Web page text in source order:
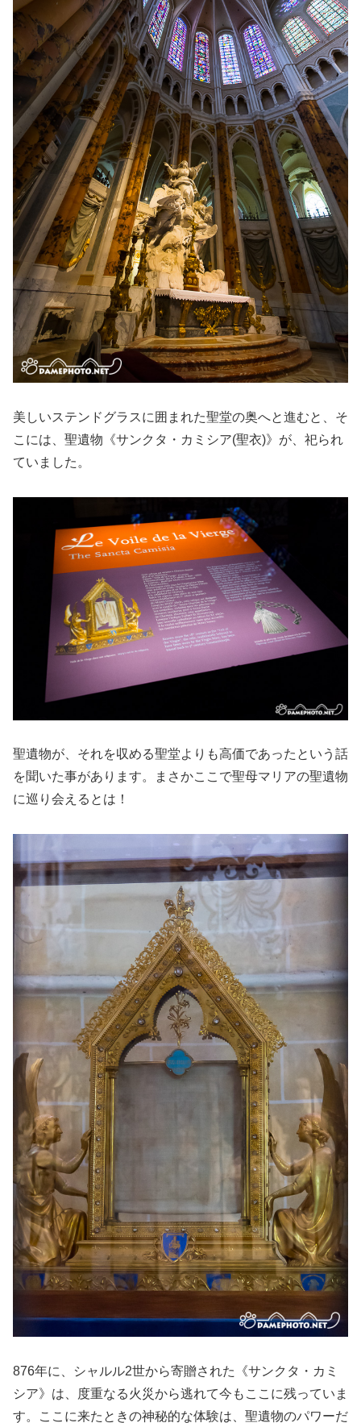
美しいステンドグラスに囲まれた聖堂の奥へと進むと、そ
こには、聖遺物《サンクタ・カミシア(聖衣)》が、祀られ
ていました。
聖遺物が、それを収める聖堂よりも高価であったという話
を聞いた事があります。まさかここで聖母マリアの聖遺物
に巡り会えるとは！
876年に、シャルル2世から寄贈された《サンクタ・カミ
シア》は、度重なる火災から逃れて今もここに残っていま
す。ここに来たときの神秘的な体験は、聖遺物のパワーだ